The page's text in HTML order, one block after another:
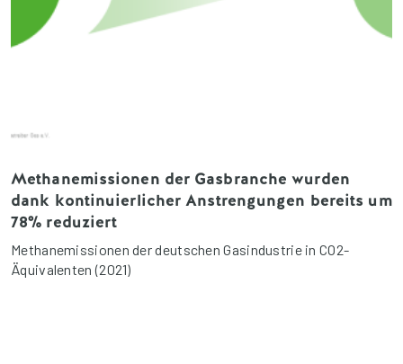
Methanemissionen der Gasbranche wurden
dank kontinuierlicher Anstrengungen bereits um
78% reduziert
Methanemissionen der deutschen Gasindustrie in CO2-
Äquivalenten (2021)